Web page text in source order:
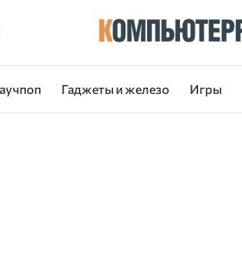
Гаджеты и железо Игры